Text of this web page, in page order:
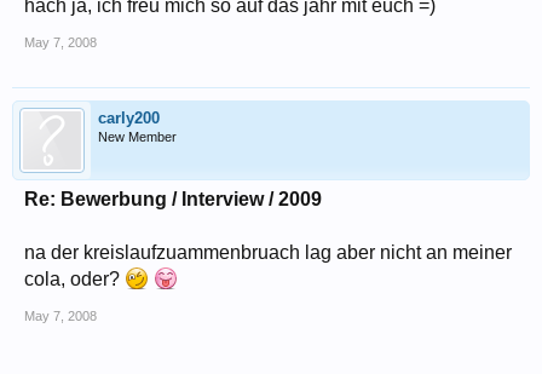
hach ja, ich freu mich so auf das jahr mit euch =)
May 7, 2008
carly200
New Member
Re: Bewerbung / Interview / 2009
na der kreislaufzuammenbruach lag aber nicht an meiner
cola, oder?
May 7, 2008